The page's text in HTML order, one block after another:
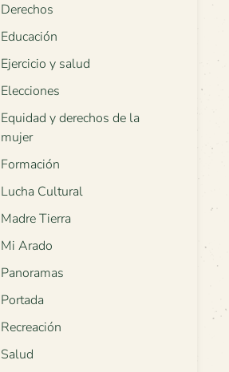
Derechos
Educación
Ejercicio y salud
Elecciones
Equidad y derechos de la
mujer
Formación
Lucha Cultural
Madre Tierra
Mi Arado
Panoramas
Portada
Recreación
Salud